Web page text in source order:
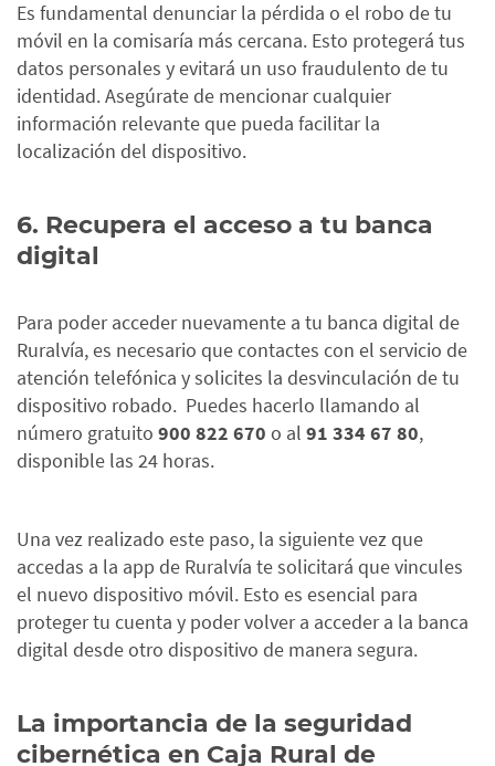
Es fundamental denunciar la pérdida o el robo de tu
móvil en la comisaría más cercana. Esto protegerá tus
datos personales y evitará un uso fraudulento de tu
identidad. Asegúrate de mencionar cualquier
información relevante que pueda facilitar la
localización del dispositivo.
6. Recupera el acceso a tu banca
digital
Para poder acceder nuevamente a tu banca digital de
Ruralvía, es necesario que contactes con el servicio de
atención telefónica y solicites la desvinculación de tu
dispositivo robado. Puedes hacerlo llamando al
número gratuito 900 822 670 o al 91 334 67 80,
disponible las 24 horas.
Una vez realizado este paso, la siguiente vez que
accedas a la app de Ruralvía te solicitará que vincules
el nuevo dispositivo móvil. Esto es esencial para
proteger tu cuenta y poder volver a acceder a la banca
digital desde otro dispositivo de manera segura.
La importancia de la seguridad
cibernética en Caja Rural de